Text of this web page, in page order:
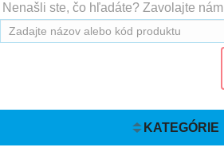
Nenašli ste, čo hľadáte? Zavolajte nám
KATEGÓRIE